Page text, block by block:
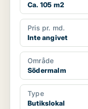
Ca. 105 m2
Pris pr. md.
Inte angivet
Område
Södermalm
Type
Butikslokal